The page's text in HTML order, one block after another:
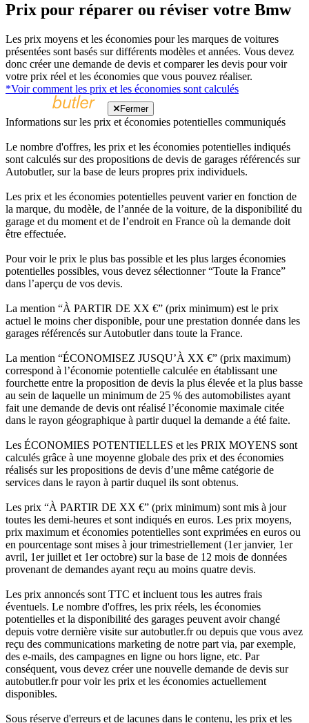
Prix pour réparer ou réviser votre Bmw
Les prix moyens et les économies pour les marques de voitures
présentées sont basés sur différents modèles et années. Vous devez
donc créer une demande de devis et comparer les devis pour voir
votre prix réel et les économies que vous pouvez réaliser.
*Voir comment les prix et les économies sont calculés
Fermer
Informations sur les prix et économies potentielles communiqués
Le nombre d'offres, les prix et les économies potentielles indiqués
sont calculés sur des propositions de devis de garages référencés sur
Autobutler, sur la base de leurs propres prix individuels.
Les prix et les économies potentielles peuvent varier en fonction de
la marque, du modèle, de l’année de la voiture, de la disponibilité du
garage et du moment et de l’endroit en France où la demande doit
être effectuée.
Pour voir le prix le plus bas possible et les plus larges économies
potentielles possibles, vous devez sélectionner “Toute la France”
dans l’aperçu de vos devis.
La mention “À PARTIR DE XX €” (prix minimum) est le prix
actuel le moins cher disponible, pour une prestation donnée dans les
garages référencés sur Autobutler dans toute la France.
La mention “ÉCONOMISEZ JUSQU’À XX €” (prix maximum)
correspond à l’économie potentielle calculée en établissant une
fourchette entre la proposition de devis la plus élevée et la plus basse
au sein de laquelle un minimum de 25 % des automobilistes ayant
fait une demande de devis ont réalisé l’économie maximale citée
dans le rayon géographique à partir duquel la demande a été faite.
Les ÉCONOMIES POTENTIELLES et les PRIX MOYENS sont
calculés grâce à une moyenne globale des prix et des économies
réalisés sur les propositions de devis d’une même catégorie de
services dans le rayon à partir duquel ils sont obtenus.
Les prix “À PARTIR DE XX €” (prix minimum) sont mis à jour
toutes les demi-heures et sont indiqués en euros. Les prix moyens,
prix maximum et économies potentielles sont exprimées en euros ou
en pourcentage sont mises à jour trimestriellement (1er janvier, 1er
avril, 1er juillet et 1er octobre) sur la base de 12 mois de données
provenant de demandes ayant reçu au moins quatre devis.
Les prix annoncés sont TTC et incluent tous les autres frais
éventuels. Le nombre d'offres, les prix réels, les économies
potentielles et la disponibilité des garages peuvent avoir changé
depuis votre dernière visite sur autobutler.fr ou depuis que vous avez
reçu des communications marketing de notre part via, par exemple,
des e-mails, des campagnes en ligne ou hors ligne, etc. Par
conséquent, vous devez créer une nouvelle demande de devis sur
autobutler.fr pour voir les prix et les économies actuellement
disponibles.
Sous réserve d'erreurs et de lacunes dans le contenu, les prix et les